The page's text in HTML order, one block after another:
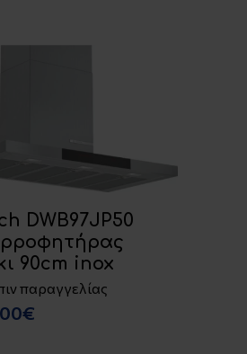
DWB97JP50
90cm inox
παραγγελίας